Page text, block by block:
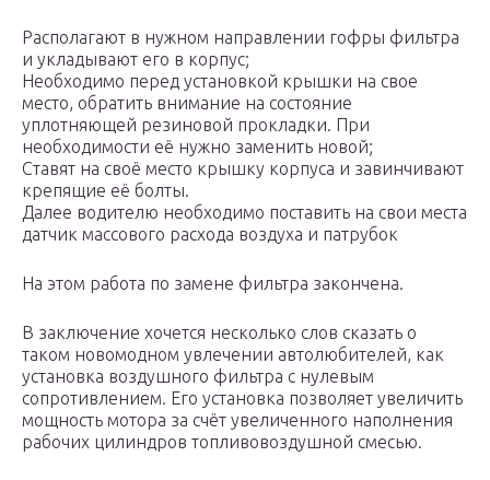
Располагают в нужном направлении гофры фильтра
и укладывают его в корпус;
Необходимо перед установкой крышки на свое
место, обратить внимание на состояние
уплотняющей резиновой прокладки. При
необходимости её нужно заменить новой;
Ставят на своё место крышку корпуса и завинчивают
крепящие её болты.
Далее водителю необходимо поставить на свои места
датчик массового расхода воздуха и патрубок
На этом работа по замене фильтра закончена.
В заключение хочется несколько слов сказать о
таком новомодном увлечении автолюбителей, как
установка воздушного фильтра с нулевым
сопротивлением. Его установка позволяет увеличить
мощность мотора за счёт увеличенного наполнения
рабочих цилиндров топливовоздушной смесью.